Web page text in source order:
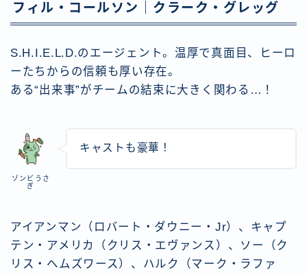
フィル・コールソン｜クラーク・グレッグ
S.H.I.E.L.D.のエージェント。温厚で真面目、ヒーロ
ーたちからの信頼も厚い存在。
ある“出来事”がチームの結束に大きく関わる…！
ゾンビうさ
ぎ
キャストも豪華！
アイアンマン（ロバート・ダウニー・Jr）、キャプ
テン・アメリカ（クリス・エヴァンス）、ソー（ク
リス・ヘムズワース）、ハルク（マーク・ラファ